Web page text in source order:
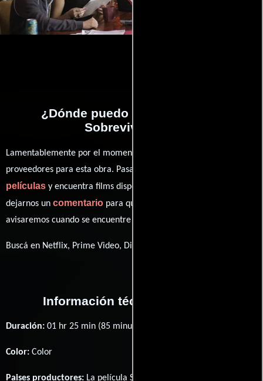
¿Dónde puedo ver la películas
Sobreviviendo?
Lamentablemente por el momento no contamos con enlaces a
proveedores para esta obra. Pasa por nuestro catálogo de
películas y encuentra films disponibles. También puedes
dejarnos un comentario para que le demos prioridad y te
avisaremos cuando se encuentre disponible
Buscá en Netflix, Prime Video, Disney+
Información técnica y general
Duración: 01 hr 25 min (85 minutos) .
Color: Color
Paises productores: La película Stay Alive fué producida en